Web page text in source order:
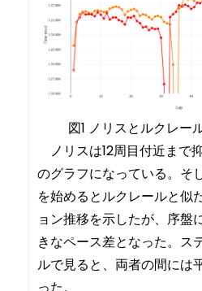
図1 ノリスとルクレー
ノリスは12周目付近まで
のグラフになっている。そ
を始めるとルクレールと似
ョン推移を示したが、序盤
きなペース差となった。ス
ルで見ると、両者の間には